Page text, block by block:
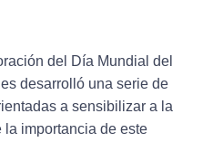
del Día Mundial del
desarrolló una serie de
a sensibilizar a la
importancia de este